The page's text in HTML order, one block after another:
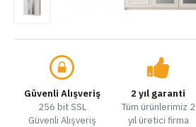
Güvenli Alışveriş
256 bit SSL
Güvenli Alışveriş
2 yıl garanti
Tüm ürünlerimiz 2
yıl üretici firma